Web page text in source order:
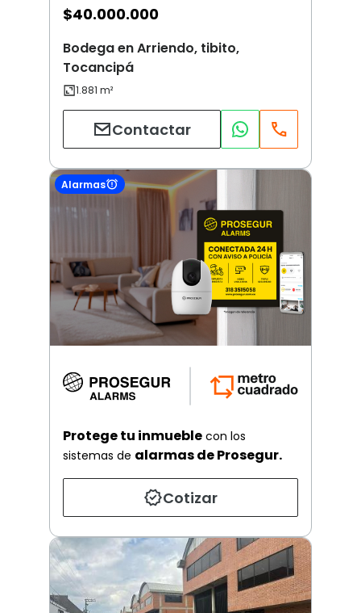
$40.000.000
Bodega en Arriendo, tibito,
Tocancipá
Contactar
Alarmas
Protege tu inmueble con los
sistemas de alarmas de Prosegur.
Cotizar